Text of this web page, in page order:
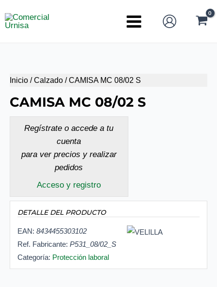
al
Main
Inicio /Calzado / CAMISA MC 08/02 S
CAMISA MC 08/02 S
Regístrate o accede a tu
cuenta
para ver precios y realizar
pedidos
Acceso y registro
DETALLE DEL PRODUCTO
EAN: 8434455303102
Ref. Fabricante: P531_08/02_S
Categoría: Protección laboral